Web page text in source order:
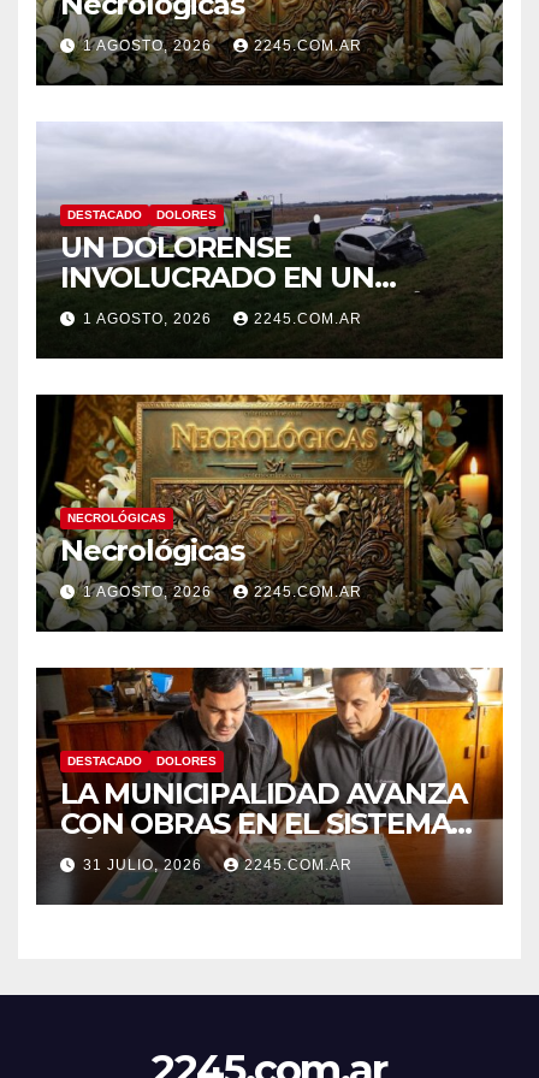
1 AGOSTO, 2026 2245.COM.AR
DESTACADO DOLORES
UN DOLORENSE
INVOLUCRADO EN UN
SINIESTRO QUE TERMINÓ
CON DESPISTE Y VUELCO
1 AGOSTO, 2026 2245.COM.AR
NECROLÓGICAS
Necrológicas
1 AGOSTO, 2026 2245.COM.AR
DESTACADO DOLORES
LA MUNICIPALIDAD AVANZA
CON OBRAS EN EL SISTEMA
HÍDRICO DE DOLORES
31 JULIO, 2026 2245.COM.AR